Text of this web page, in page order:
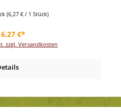
(6,27 € / 1 Stück)
Preis:
6,27 €*
zzgl. Versandkosten